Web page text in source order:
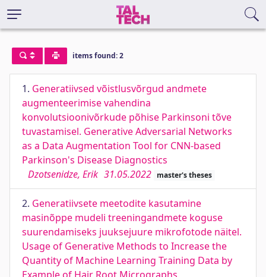
items found: 2
1. Generatiivsed võistlusvõrgud andmete
augmenteerimise vahendina
konvolutsioonivõrkude põhise Parkinsoni tõve
tuvastamisel. Generative Adversarial Networks
as a Data Augmentation Tool for CNN-based
Parkinson's Disease Diagnostics
Dzotsenidze, Erik 31.05.2022 master's theses
2. Generatiivsete meetodite kasutamine
masinõppe mudeli treeningandmete koguse
suurendamiseks juuksejuure mikrofotode näitel.
Usage of Generative Methods to Increase the
Quantity of Machine Learning Training Data by